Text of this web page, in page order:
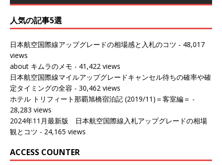
人気の記事5選
日本航空国際線アップグレードの相場感と入札のコツ - 48,017
views
about キムラのメモ - 41,422 views
日本航空国際線マイルアップグレードキャンセル待ちの確率や確
定タイミングの全容 - 30,462 views
ホテル トリフィート那覇旭橋宿泊記 (2019/11)＝客室編＝ -
28,283 views
2024年11月最新版 日本航空国際線入札アップグレードの相場
観とコツ - 24,165 views
ACCESS COUNTER